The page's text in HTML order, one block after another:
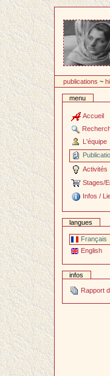
contenu
publications ~
menu
Accueil
L'équipe
Activités
Stages/
Infos /
langues
Français
English
infos
Rapport